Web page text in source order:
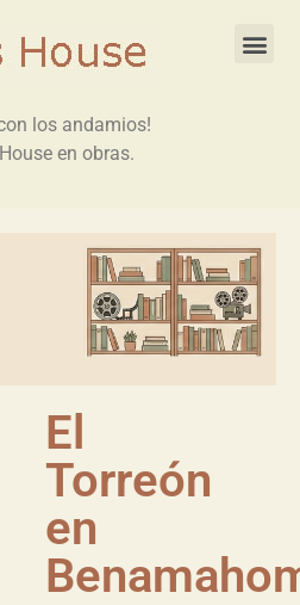
los andamios!
en obras.
El
Torreón
en